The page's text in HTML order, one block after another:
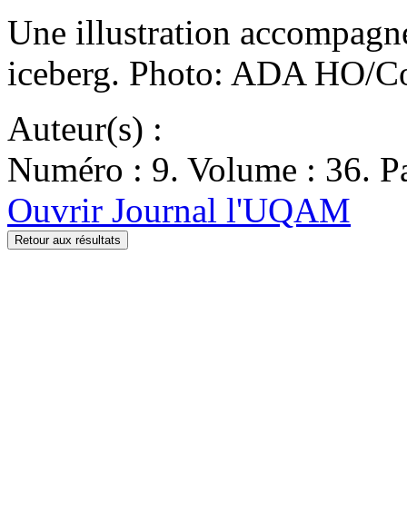
Une illustration
iceberg. Photo: ADA HO/
Auteur(s) :
Numéro : 9. Volume : 36.
Ouvrir Journal l'UQAM
Retour aux résultats